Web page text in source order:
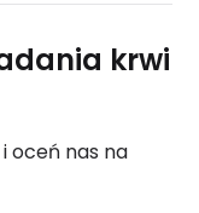
krwi
oceń nas na